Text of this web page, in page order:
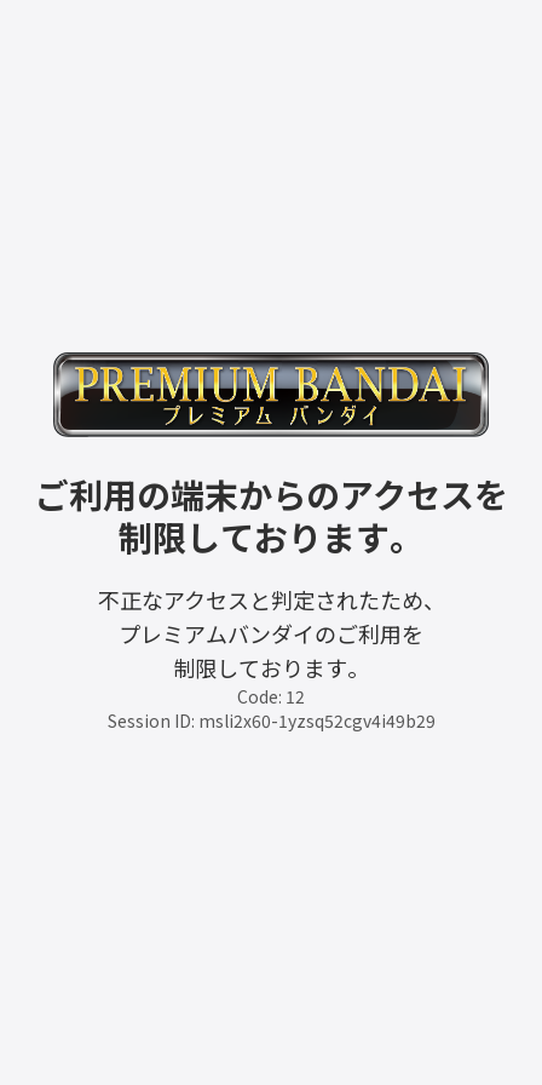
ご利用の端末からのアクセスを
制限しております。
不正なアクセスと判定されたため、
プレミアムバンダイのご利用を
制限しております。
Code: 12
Session ID: msli2x60-1yzsq52cgv4i49b29